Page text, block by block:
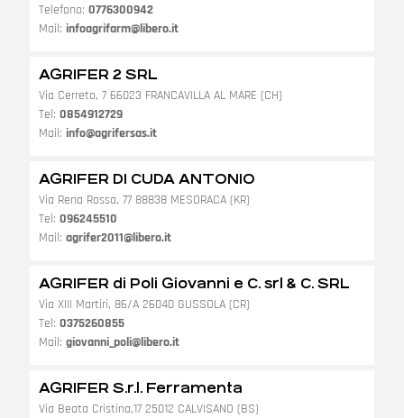
Telefono: 0776300942
Mail: infoagrifarm@libero.it
AGRIFER 2 SRL
Via Cerreto, 7 66023 FRANCAVILLA AL MARE (CH)
Tel: 0854912729
Mail: info@agrifersas.it
AGRIFER DI CUDA ANTONIO
Via Rena Rossa, 77 88838 MESORACA (KR)
Tel: 096245510
Mail: agrifer2011@libero.it
AGRIFER di Poli Giovanni e C. srl & C. SRL
Via XIII Martiri, 86/A 26040 GUSSOLA (CR)
Tel: 0375260855
Mail: giovanni_poli@libero.it
AGRIFER S.r.l. Ferramenta
Via Beata Cristina,17 25012 CALVISANO (BS)